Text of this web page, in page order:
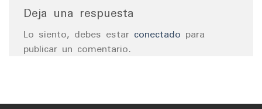
Deja una respuesta
Lo siento, debes estar conectado para
publicar un comentario.